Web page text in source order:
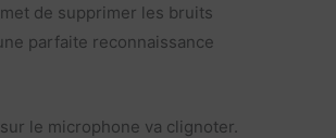
de supprimer les bruits
parfaite reconnaissance
le microphone va clignoter.